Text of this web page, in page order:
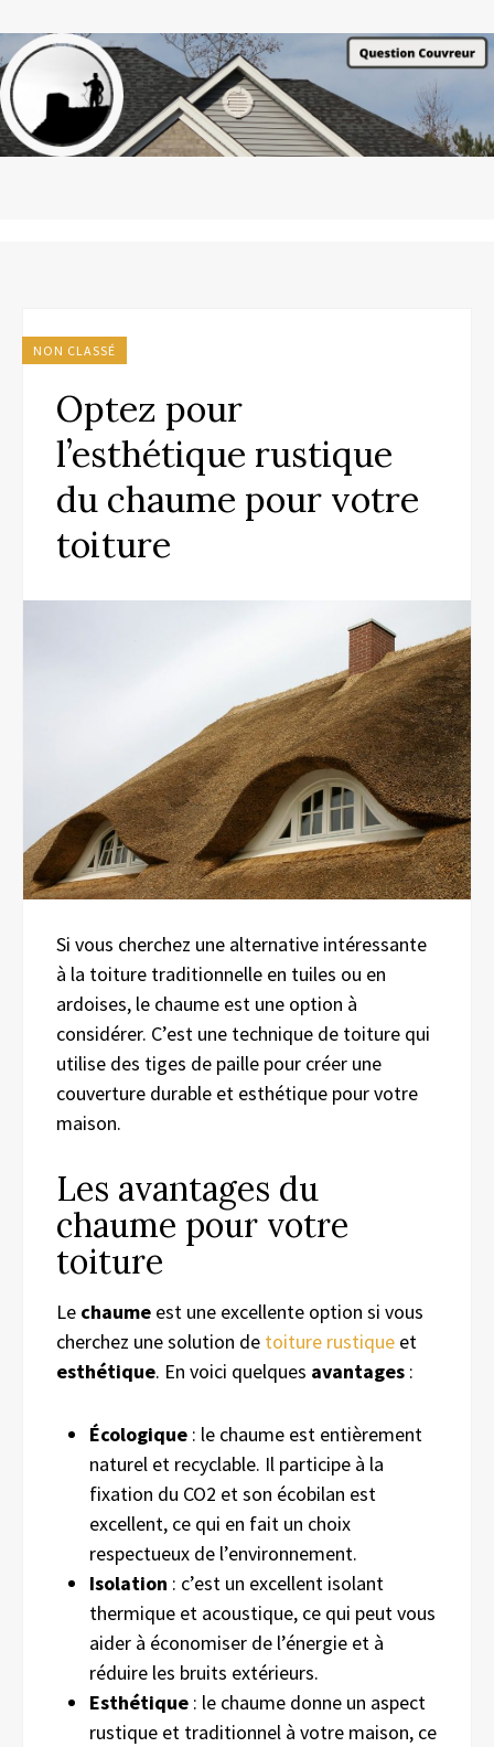
NON CLASSÉ
Optez pour
l’esthétique rustique
du chaume pour votre
toiture
Si vous cherchez une alternative intéressante
à la toiture traditionnelle en tuiles ou en
ardoises, le chaume est une option à
considérer. C’est une technique de toiture qui
utilise des tiges de paille pour créer une
couverture durable et esthétique pour votre
maison.
Les avantages du
chaume pour votre
toiture
Le chaume est une excellente option si vous
cherchez une solution de toiture rustique et
esthétique. En voici quelques avantages :
Écologique : le chaume est entièrement
naturel et recyclable. Il participe à la
fixation du CO2 et son écobilan est
excellent, ce qui en fait un choix
respectueux de l’environnement.
Isolation : c’est un excellent isolant
thermique et acoustique, ce qui peut vous
aider à économiser de l’énergie et à
réduire les bruits extérieurs.
Esthétique : le chaume donne un aspect
rustique et traditionnel à votre maison, ce